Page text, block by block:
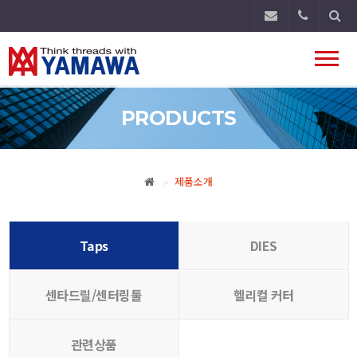
PRODUCTS
> 제품소개
Taps DIES
센타드릴/센터링툴 헬리컬 커터
관련상품